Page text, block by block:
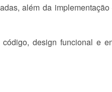
além da
design funcional e